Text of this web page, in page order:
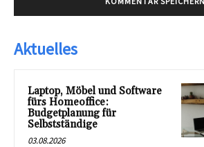
Aktuelles
Laptop, Möbel und Software
fürs Homeoffice:
Budgetplanung für
Selbstständige
03.08.2026